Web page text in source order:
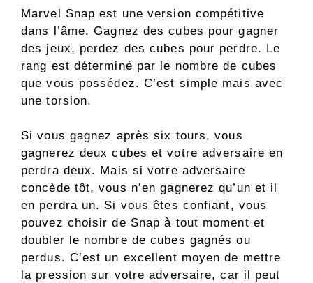
Marvel Snap est une version compétitive
dans l’âme. Gagnez des cubes pour gagner
des jeux, perdez des cubes pour perdre. Le
rang est déterminé par le nombre de cubes
que vous possédez. C’est simple mais avec
une torsion.
Si vous gagnez après six tours, vous
gagnerez deux cubes et votre adversaire en
perdra deux. Mais si votre adversaire
concède tôt, vous n’en gagnerez qu’un et il
en perdra un. Si vous êtes confiant, vous
pouvez choisir de Snap à tout moment et
doubler le nombre de cubes gagnés ou
perdus. C’est un excellent moyen de mettre
la pression sur votre adversaire, car il peut